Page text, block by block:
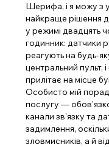
Шерифа, і я можу з
найкраще рішення
у режимі двадцять
годинник: датчики
реагують на будь-
центральний пульт,
прилітає на місце
Особисто мій
послугу —
канали зв'язку та
задимлення,
зловмисників, а й